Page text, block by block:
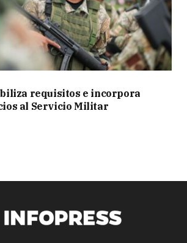
requisitos e incorpora
al Servicio Militar